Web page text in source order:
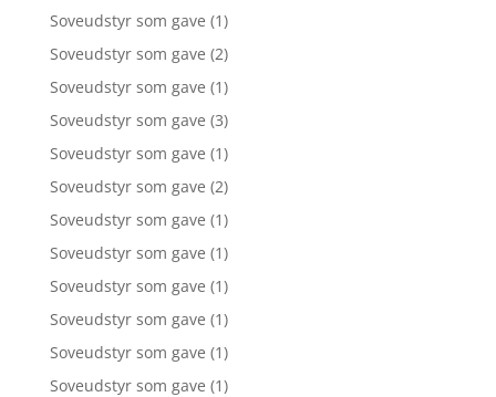
Soveudstyr som gave (1)
Soveudstyr som gave (2)
Soveudstyr som gave (1)
Soveudstyr som gave (3)
Soveudstyr som gave (1)
Soveudstyr som gave (2)
Soveudstyr som gave (1)
Soveudstyr som gave (1)
Soveudstyr som gave (1)
Soveudstyr som gave (1)
Soveudstyr som gave (1)
Soveudstyr som gave (1)